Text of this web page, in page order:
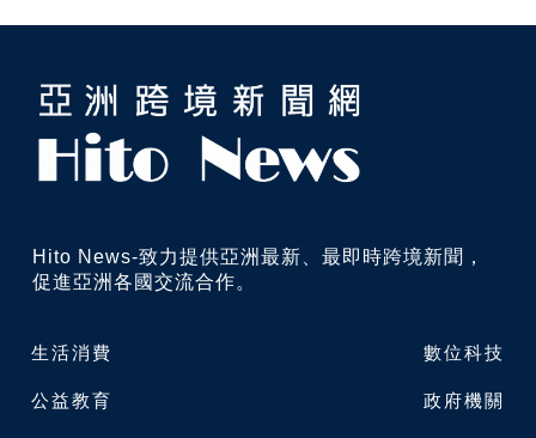
生活消費
公益教育
數位科技
政府機關
Hito News-致力提供亞洲最新、最即時跨境新聞，
促進亞洲各國交流合作。